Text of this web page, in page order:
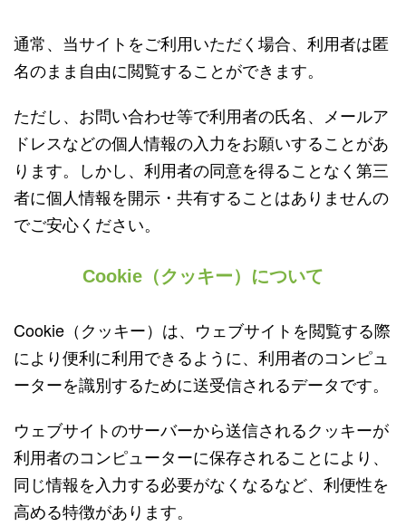
通常、当サイトをご利用いただく場合、利用者は匿
名のまま自由に閲覧することができます。
ただし、お問い合わせ等で利用者の氏名、メールア
ドレスなどの個人情報の入力をお願いすることがあ
ります。しかし、利用者の同意を得ることなく第三
者に個人情報を開示・共有することはありませんの
でご安心ください。
Cookie（クッキー）について
Cookie（クッキー）は、ウェブサイトを閲覧する際
により便利に利用できるように、利用者のコンピュ
ーターを識別するために送受信されるデータです。
ウェブサイトのサーバーから送信されるクッキーが
利用者のコンピューターに保存されることにより、
同じ情報を入力する必要がなくなるなど、利便性を
高める特徴があります。